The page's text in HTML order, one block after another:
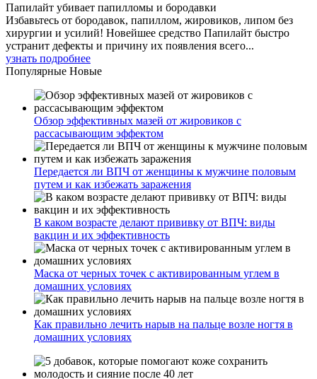
Папилайт убивает папилломы и бородавки
Избавьтесь от бородавок, папиллом, жировиков, липом без
хирургии и усилий! Новейшее средство Папилайт быстро
устранит дефекты и причину их появления всего...
узнать подробнее
Популярные Новые
Обзор эффективных мазей от жировиков с
рассасывающим эффектом
Передается ли ВПЧ от женщины к мужчине половым
путем и как избежать заражения
В каком возрасте делают прививку от ВПЧ: виды
вакцин и их эффективность
Маска от черных точек с активированным углем в
домашних условиях
Как правильно лечить нарыв на пальце возле ногтя в
домашних условиях